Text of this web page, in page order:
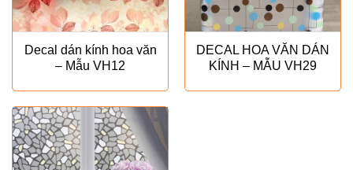
Decal dán kính hoa văn
– Mẫu VH12
DECAL HOA VĂN DÁN
KÍNH – MẪU VH29